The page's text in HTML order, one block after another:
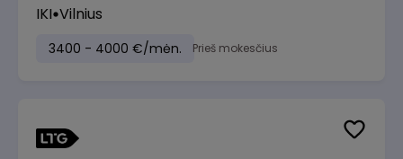
IKI Vilnius
3400 - 4000 €/mėn. Prieš mokesčius